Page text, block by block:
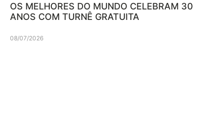
OS MELHORES DO MUNDO CELEBRAM 30
ANOS COM TURNÊ GRATUITA
08/07/2026